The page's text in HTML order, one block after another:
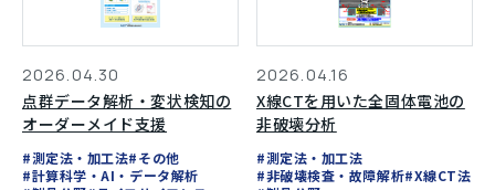
2026.04.30
点群データ解析・変状検知の
オーダーメイド支援
#測定法・加工法#その他
#計算科学・AI・データ解析
2026.04.16
X線CTを用いた全固体電池の
非破壊分析
#測定法・加工法
#非破壊検査・故障解析#X線CT法